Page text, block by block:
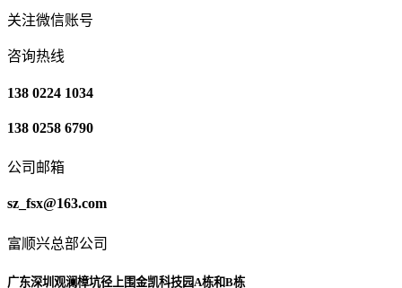
关注微信账号
咨询热线
138 0224 1034
138 0258 6790
公司邮箱
sz_fsx@163.com
富顺兴总部公司
广东深圳观澜樟坑径上围金凯科技园A栋和B栋